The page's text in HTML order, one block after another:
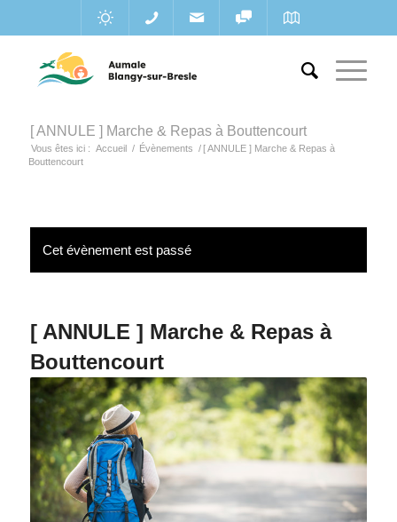
[ ANNULE ] Marche & Repas à Bouttencourt
Vous êtes ici : Accueil / Évènements / [ ANNULE ] Marche & Repas à
Bouttencourt
Cet évènement est passé
[ ANNULE ] Marche & Repas à
Bouttencourt